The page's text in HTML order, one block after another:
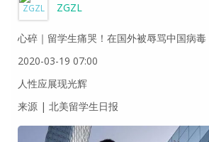
ZGZL
心碎｜留学生痛哭！在国外被辱骂中国病
2020-03-19 07:00
人性应展现光辉
来源 | 北美留学生日报